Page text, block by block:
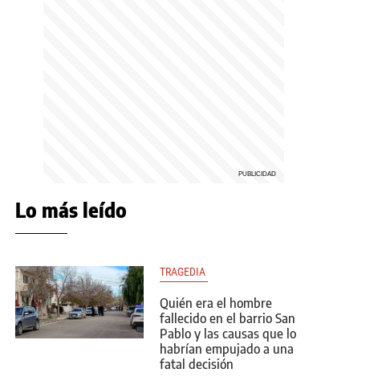
Lo más leído
TRAGEDIA
Quién era el hombre
fallecido en el barrio San
Pablo y las causas que lo
habrían empujado a una
fatal decisión